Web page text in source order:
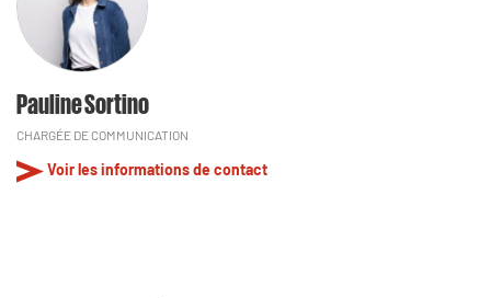
Pauline Sortino
CHARGÉE DE COMMUNICATION
Voir les informations de contact